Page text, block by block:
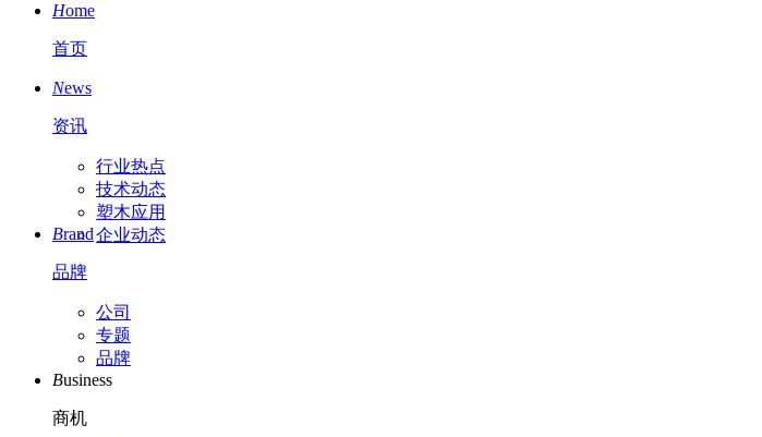
Home
首页
News
资讯
行业热点
技术动态
塑木应用
企业动态
Brand
品牌
公司
专题
品牌
Business
商机